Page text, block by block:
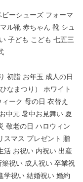
ーシューズ フォーマ
ル靴 赤ちゃん 靴 シュ
子ども こども 七五三
初詣 お年玉 成人の日
なまつり） ホワイト
ーク 母の日 衣替え
中元 暑中お見舞い 夏
敬老の日 ハロウィン
スマス プレゼント 贈
活 お祝い 内祝い 出産
祝い 成人祝い 卒業祝
学祝い 結婚祝い 婚約